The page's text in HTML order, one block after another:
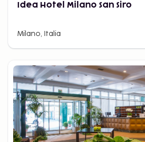
Idea Hotel Milano San Siro
Milano, Italia